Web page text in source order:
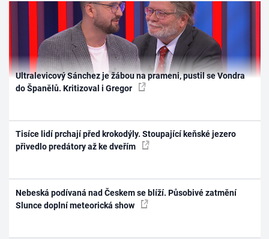
Ultralevicový Sánchez je žábou na prameni, pustil se Vondra
do Španělů. Kritizoval i Gregor
Tisíce lidí prchají před krokodýly. Stoupající keňské jezero
přivedlo predátory až ke dveřím
Nebeská podívaná nad Českem se blíží. Působivé zatmění
Slunce doplní meteorická show